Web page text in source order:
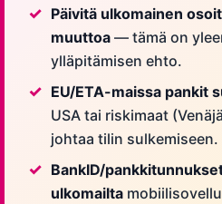
Päivitä ulkomainen
muuttoa — tämä on
ylläpitämisen ehto.
EU/ETA-maissa pankit
USA tai riskimaat
johtaa tilin sulkemiseen.
BankID/
ulkomailta